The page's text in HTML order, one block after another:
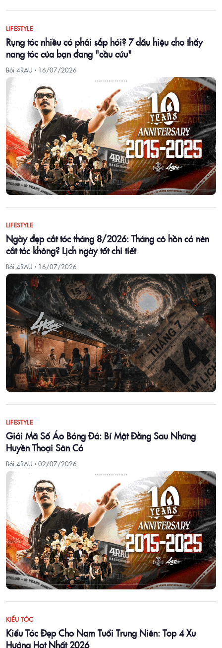
LIFESTYLE
Rụng tóc nhiều có phải sắp hói? 7 dấu hiệu cho thấy
nang tóc của bạn đang "cầu cứu"
Bởi 4RAU · 16/07/2026
LIFESTYLE
Ngày đẹp cắt tóc tháng 8/2026: Tháng cô hồn có nên
cắt tóc không? Lịch ngày tốt chi tiết
Bởi 4RAU · 16/07/2026
LIFESTYLE
Giải Mã Số Áo Bóng Đá: Bí Mật Đằng Sau Những
Huyền Thoại Sân Cỏ
Bởi 4RAU · 02/07/2026
KIỂU TÓC
Kiểu Tóc Đẹp Cho Nam Tuổi Trung Niên: Top 4 Xu
Hướng Hot Nhất 2026